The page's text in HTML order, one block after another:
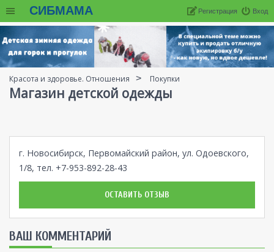
СИБМАМА Вход
Регистрация
Красота и здоровье. Отношения Покупки
Магазин детской одежды
г. Новосибирск, Первомайский район, ул. Одоевского,
1/8, тел. +7-953-892-28-43
ОСТАВИТЬ ОТЗЫВ
ВАШ КОММЕНТАРИЙ